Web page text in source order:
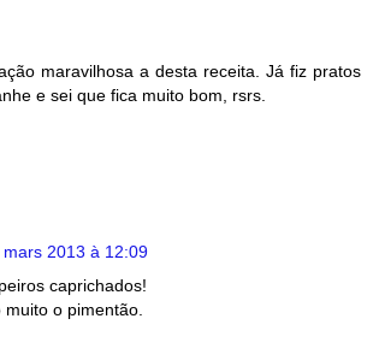
maravilhosa a desta receita. Já fiz pratos
e sei que fica muito bom, rsrs.
mars 2013 à 12:09
caprichados!
o pimentão.